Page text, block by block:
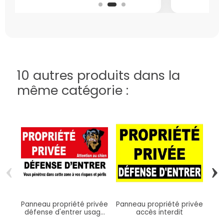
10 autres produits dans la
même catégorie :
Panneau propriété privée
défense d'entrer usage
Panneau propriété privée
accès interdit
‹ ›